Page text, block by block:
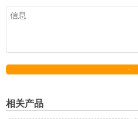
相关产品